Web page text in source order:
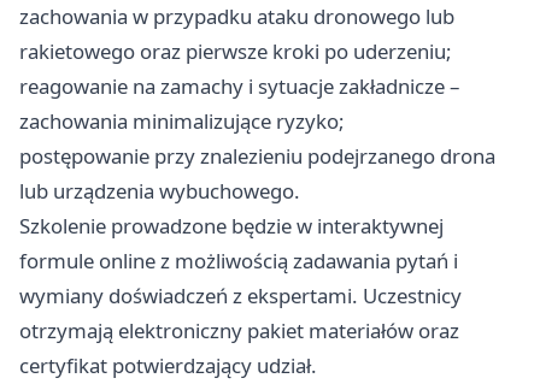
zachowania w przypadku ataku dronowego lub
rakietowego oraz pierwsze kroki po uderzeniu;
reagowanie na zamachy i sytuacje zakładnicze –
zachowania minimalizujące ryzyko;
postępowanie przy znalezieniu podejrzanego drona
lub urządzenia wybuchowego.
Szkolenie prowadzone będzie w interaktywnej
formule online z możliwością zadawania pytań i
wymiany doświadczeń z ekspertami. Uczestnicy
otrzymają elektroniczny pakiet materiałów oraz
certyfikat potwierdzający udział.